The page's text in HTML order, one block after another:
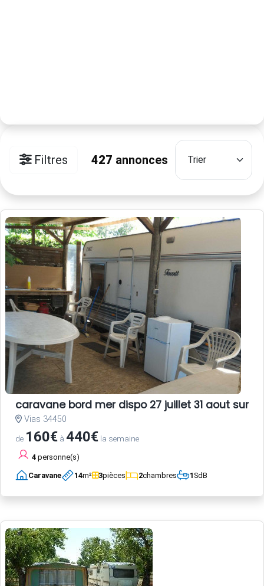
Filtres 427 annonces
caravane bord mer dispo 27 juillet 31 aout sur
Vias 34450
de 160€ à 440€ la semaine
4 personne(s)
Caravane 14m² 3pièces 2chambres 1SdB